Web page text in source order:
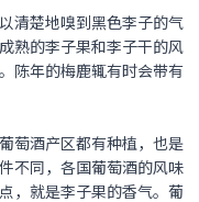
清楚地嗅到黑色李子的气
熟的李子果和李子干的风
陈年的梅鹿辄有时会带有
萄酒产区都有种植，也是
不同，各国葡萄酒的风味
，就是李子果的香气。葡